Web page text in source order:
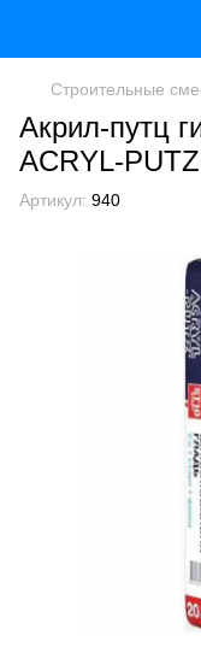
Строительные
Акрил-путц
ACRYL-
Артикул: 940